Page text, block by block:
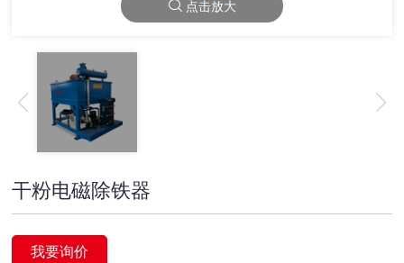
点击放大
干粉电磁除铁器
我要询价